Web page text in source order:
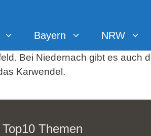
Bayern NRW
Bei Niedernach gibt es auch
Karwendel.
Top10 Themen